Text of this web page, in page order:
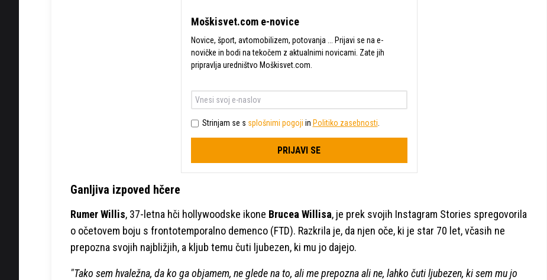
Moškisvet.com e-novice
Novice, šport, avtomobilizem, potovanja ... Prijavi se na e-
novičke in bodi na tekočem z aktualnimi novicami. Zate jih
pripravlja uredništvo Moškisvet.com.
Strinjam se s splošnimi pogoji in Politiko zasebnosti
PRIJAVI SE
Ganljiva izpoved hčere
Rumer Willis, 37-letna hči hollywoodske ikone Brucea Willisa, je prek svojih Instagram Stories spregovorila
o očetovem boju s frontotemporalno demenco (FTD). Razkrila je, da njen oče, ki je star 70 let, včasih ne
prepozna svojih najbližjih, a kljub temu čuti ljubezen, ki mu jo dajejo.
"Tako sem hvaležna, da ko ga objamem, ne glede na to, ali me prepozna ali ne, lahko čuti ljubezen, ki sem mu jo